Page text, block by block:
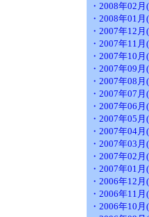
・2008年02月
・2008年01月
・2007年12月
・2007年11月
・2007年10月
・2007年09月
・2007年08月
・2007年07月
・2007年06月
・2007年05月
・2007年04月
・2007年03月
・2007年02月
・2007年01月
・2006年12月
・2006年11月
・2006年10月